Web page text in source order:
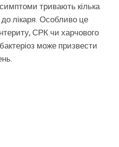
тривають кілька
лікаря. Особливо це
СРК чи харчового
може призвести